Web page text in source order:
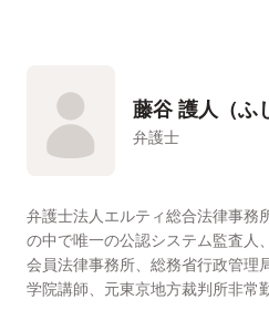
藤谷 護人（ふ
弁護士
弁護士法人エルティ総合法律事
の中で唯一の公認システム監査人
会員法律事務所、総務省行政管理
学院講師、元東京地方裁判所非常